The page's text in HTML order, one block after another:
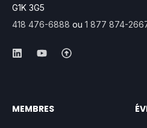
G1K 3G5
418 476-6888 ou 1 877 874-
MEMBRES